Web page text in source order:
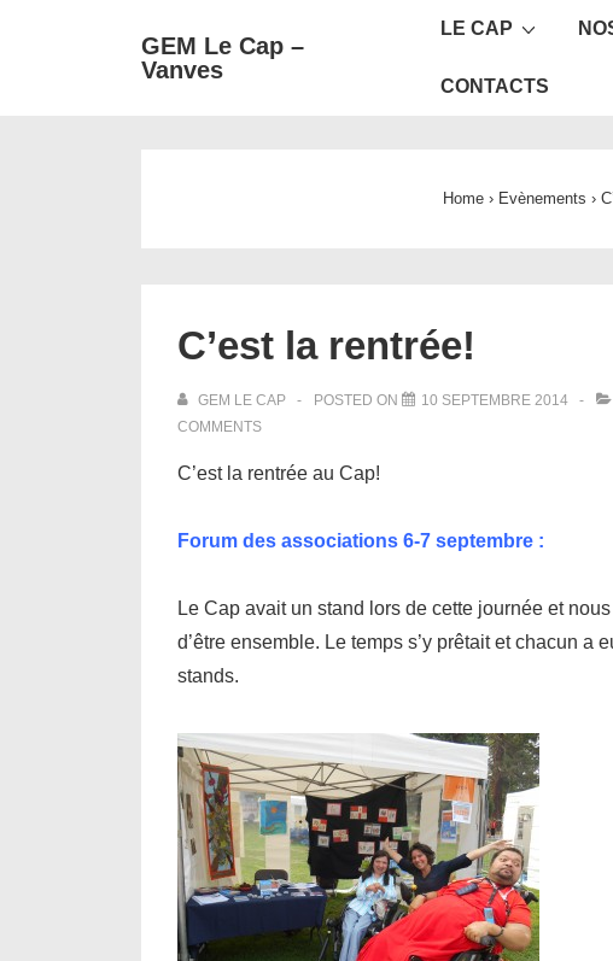
GEM Le Cap –
Vanves
Main
LE CAP
CONTACTS
Home › Evènements ›
C’est la rentrée!
GEM LE CAP POSTED ON 10 SEPTEMBRE 2014
COMMENTS
C’est la rentrée au Cap!
Forum des associations 6-7 septembre :
Le Cap avait un stand lors de cette journée et
d’être ensemble. Le temps s’y prêtait et chacun a
stands.